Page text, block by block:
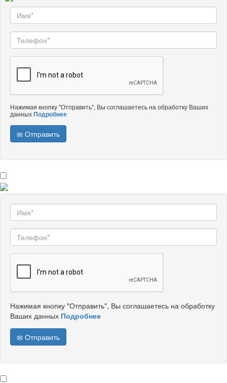
Нажимая кнопку "Отправить", Вы соглашаетесь на обработку Ваших
данныхПодробнее
Отправить
Нажимая кнопку "Отправить", Вы соглашаетесь на обработку
Ваших данных Подробнее
Отправить